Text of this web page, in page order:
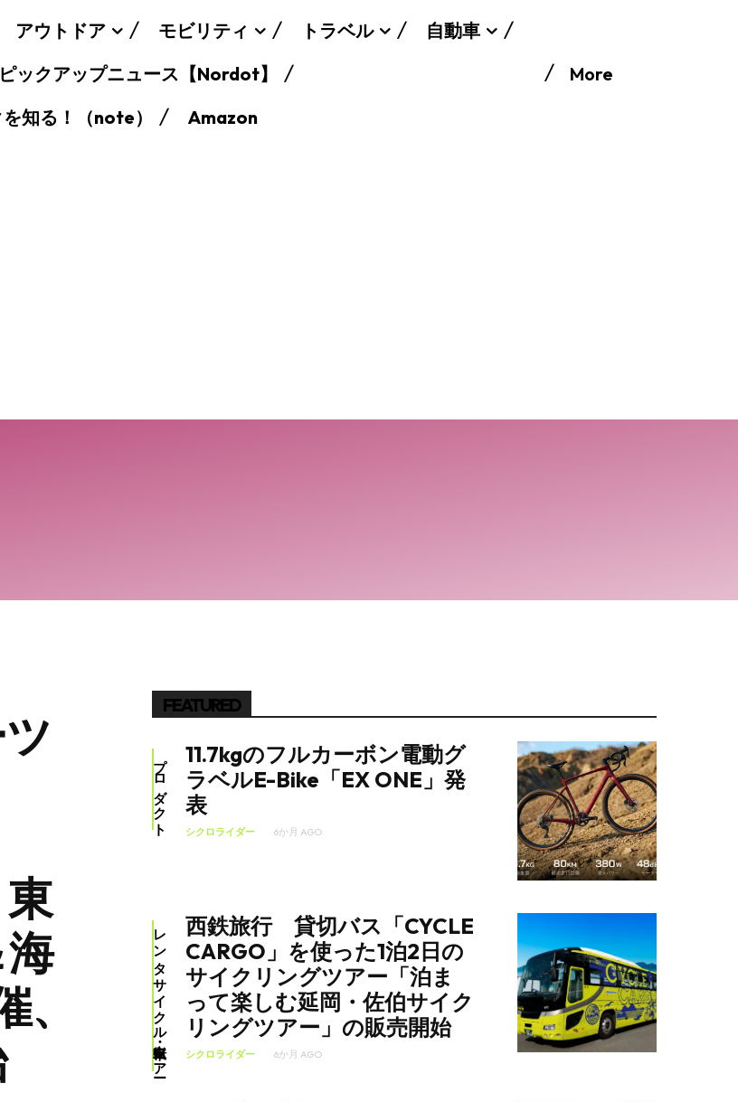
アウトドア モビリティ トラベル
自動車
ピックアップニュース【Nordot】
知る！（note）
Amazon
More
FEATURED
プロダクト
11.7kgのフルカーボン電動グ
ラベルE-Bike「EX ONE」発
表
シクロライダー 6か月 AGO
レンタサイクル・自転車ツアー
西鉄旅行 貸切バス「CYCLE
CARGO」を使った1泊2日の
サイクリングツアー「泊ま
って楽しむ延岡・佐伯サイク
リングツアー」の販売開始
シクロライダー 6か月 AGO